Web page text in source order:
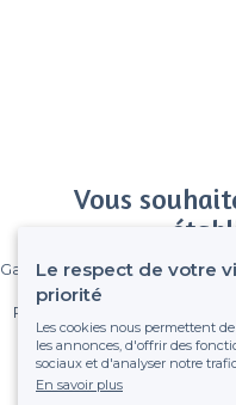
Vous
Gagnez de nombreux clients
Pas de commissions et
fixe sans risque
Référencer
Le respect de votre
priorité
Les cookies nous permettent
les annonces, d'offrir des
sociaux et d'analyser notre
En savoir plus